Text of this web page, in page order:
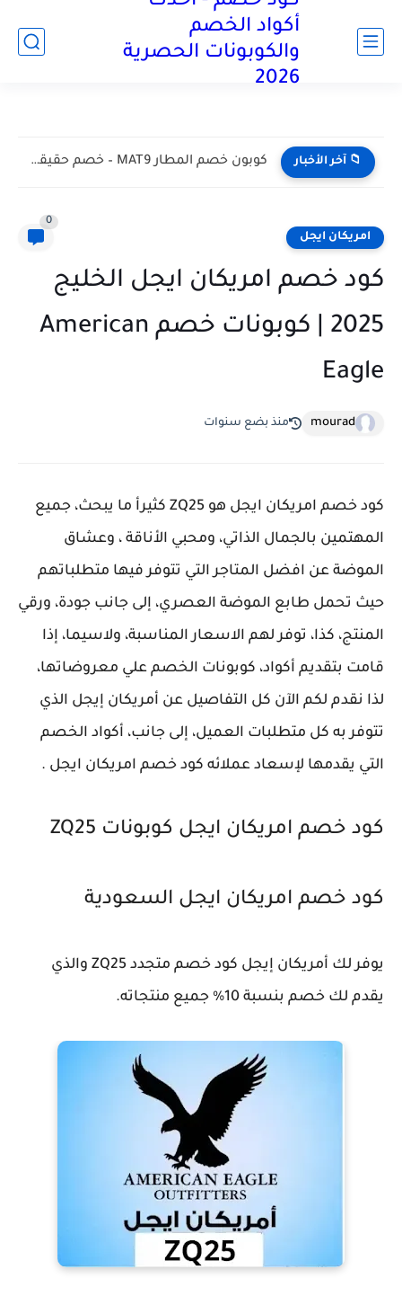
أكواد الخصم
والكوبونات الحصرية
2026
📁 آخر الأخبار كود خصم تيد بيكر 2026 يوفر لك حتي 50% علي...
امريكان ايجل
0
كود خصم امريكان ايجل الخليج
2025 | كوبونات خصم American
Eagle
mourad منذ بضع سنوات
كود خصم امريكان ايجل
هو ZQ25 كثيرأ ما يبحث، جميع
المهتمين بالجمال الذاتي، ومحبي الأناقة ، وعشاق
الموضة عن افضل المتاجر التي تتوفر فيها متطلباتهم
حيث تحمل طابع الموضة العصري، إلى جانب جودة، ورقي
المنتج، كذا، توفر لهم الاسعار المناسبة، ولاسيما، إذا
قامت بتقديم أكواد، كوبونات الخصم علي معروضاتها،
لذا نقدم لكم الآن كل التفاصيل عن أمريكان إيجل الذي
تتوفر به كل متطلبات العميل، إلى جانب، أكواد الخصم
التي يقدمها لإسعاد عملائه كود خصم امريكان ايجل .
كود خصم امريكان ايجل كوبونات ZQ25
كود خصم امريكان ايجل السعودية
يوفر لك أمريكان إيجل كود خصم متجدد ZQ25 والذي
يقدم لك خصم بنسبة 10% جميع منتجاته.